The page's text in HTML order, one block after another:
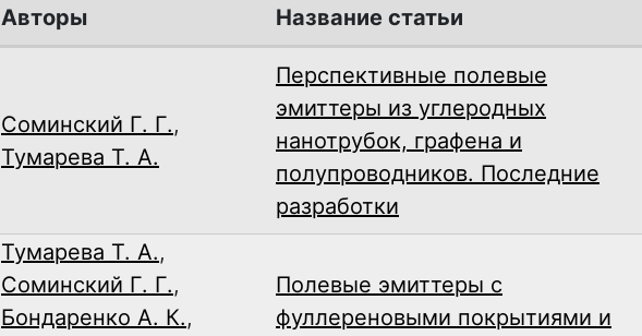
Авторы Название статьи
Соминский Г. Г.,
Тумарева Т. А.
Перспективные полевые
эмиттеры из углеродных
нанотрубок, графена и
полупроводников. Последние
разработки
Тумарева Т. А.,
Соминский Г. Г.,
Бондаренко А. К.,
Полевые эмиттеры с
фуллереновыми покрытиями и